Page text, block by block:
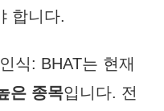
합니다.
식: BHAT는 현재
은 종목입니다. 전